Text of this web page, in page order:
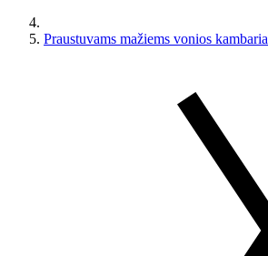
Praustuvams mažiems vonios